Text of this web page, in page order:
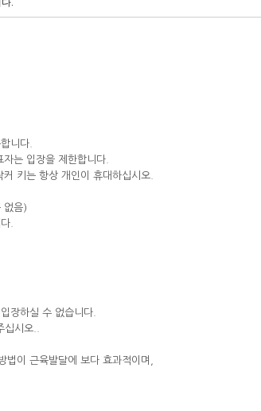
.
니다.
는 입장을 제한합니다.
키는 항상 개인이 휴대하십시오.
없음)
.
장하실 수 없습니다.
시오..
이 근육발달에 보다 효과적이며,